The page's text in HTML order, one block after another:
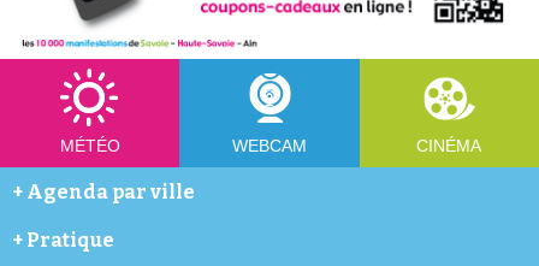
MÉTÉO WEBCAM CINÉMA
+ Agenda par ville
Abondance
Annecy
+ Pratique